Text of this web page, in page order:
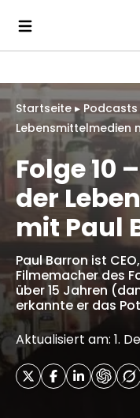
Startseite ▸ Podcasts
Lebensmittelmedien
Folge 10
der
mit Paul
Paul Barron ist
Filmemacher des
über 15 Jahren
erkannte er das
Aktualisiert am: 1.